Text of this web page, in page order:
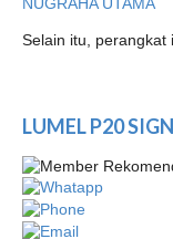
NUGRAHA UTAMA
Selain itu,
LUMEL P20